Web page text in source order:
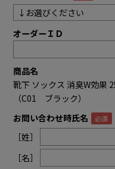
オーダーＩＤ
商品名
靴下 ソックス 消臭W効果
（C01 ブラック）
お問い合わせ時氏名
［姓］
［名］